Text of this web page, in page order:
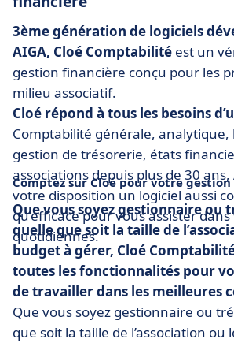
3ème génération de logiciels
AIGA, Cloé Comptabilité est un
gestion financière conçu pour les
milieu associatif.
Cloé répond à tous les besoins
Comptabilité générale, analytique,
gestion de trésorerie, états
associations depuis plus de 30 ans,
votre disposition un logiciel aussi
qu’efficace pour vous assister
quotidiennes.
Comptez sur Cloé pour votre
Que vous soyez gestionnaire ou
quelle que soit la taille de
budget à gérer, Cloé
toutes les fonctionnalités pour
de travailler dans les meilleures
Que vous soyez gestionnaire ou
que soit la taille de l’association ou